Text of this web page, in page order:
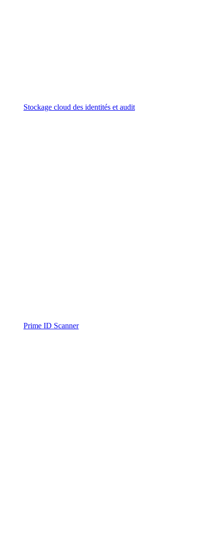
Stockage cloud des identités et audit
Prime ID Scanner